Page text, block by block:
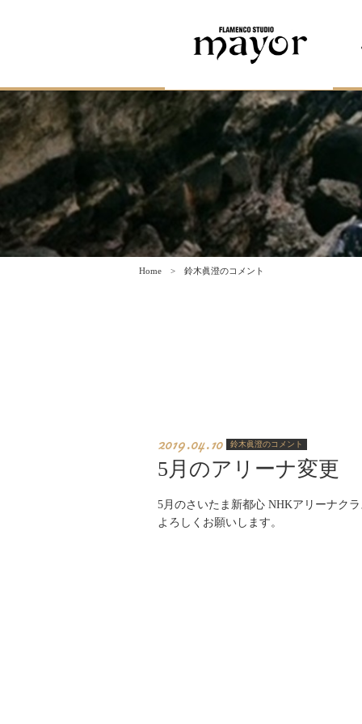
Home 鈴木眞澄のコメント
2019.04.10 鈴木眞澄のコメント
5月のアリーナ変更
5月のさいたま新都心 NHKアリーナク
よろしくお願いします。